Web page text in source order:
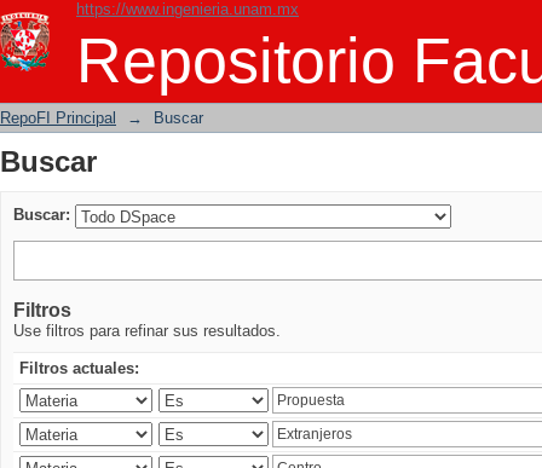
https://www.ingenieria.unam.mx
Repositorio
Buscar
RepoFI Principal → Buscar
Buscar
Buscar:
Filtros
Use filtros para refinar sus resultados.
Filtros actuales: